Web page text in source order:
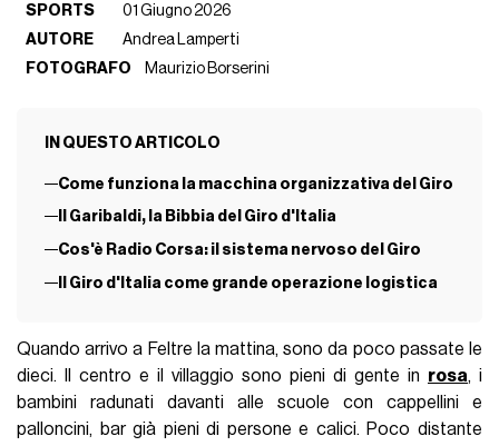
SPORTS
01 Giugno 2026
AUTORE
Andrea Lamperti
FOTOGRAFO
Maurizio Borserini
IN QUESTO ARTICOLO
Come funziona la macchina organizzativa del Giro
Il Garibaldi, la Bibbia del Giro d'Italia
Cos'è Radio Corsa: il sistema nervoso del Giro
Il Giro d'Italia come grande operazione logistica
Quando arrivo a Feltre la mattina, sono da poco passate le
dieci. Il centro e il villaggio sono pieni di gente in rosa, i
bambini radunati davanti alle scuole con cappellini e
palloncini, bar già pieni di persone e calici. Poco distante